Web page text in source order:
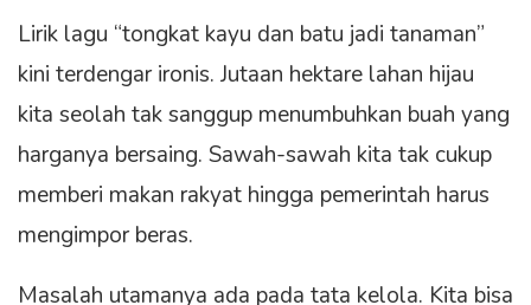
Lirik lagu “tongkat kayu dan batu jadi tanaman”
kini terdengar ironis. Jutaan hektare lahan hijau
kita seolah tak sanggup menumbuhkan buah yang
harganya bersaing. Sawah-sawah kita tak cukup
memberi makan rakyat hingga pemerintah harus
mengimpor beras.
Masalah utamanya ada pada tata kelola. Kita bisa